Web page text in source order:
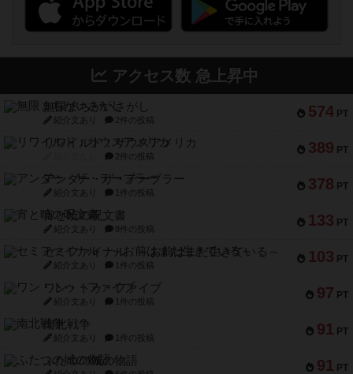
アクセス数 急上昇中
574 PT
無限まちがいさがし
紹介文あり 2件の投稿
389 PT
リワイルド：サウスアメリカ
2件の投稿
378 PT
アンダー・ザ・テーブラー
紹介文あり 1件の投稿
133 PT
宵と暁の呪文書
紹介文あり 8件の投稿
103 PT
セミファイナル ～お前はまだ生きている～
紹介文あり 1件の投稿
97 PT
ワン・トゥ・ファイブ
紹介文あり 1件の投稿
91 PT
南北戦争
紹介文あり 1件の投稿
91 PT
ふたつの城の物語